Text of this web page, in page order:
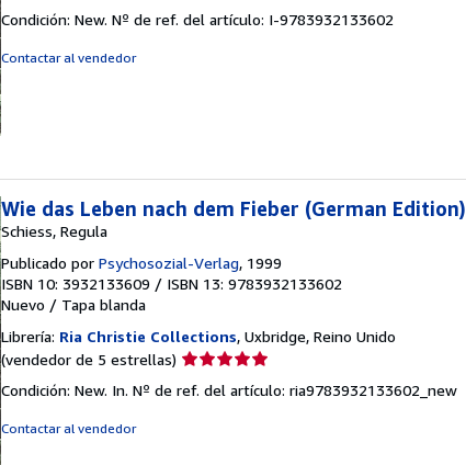
vendedor:
Condición: New. Nº de ref. del artículo: I-9783932133602
Contactar al vendedor
Wie das Leben nach dem Fieber (German Edition)
Schiess, Regula
Publicado por Psychosozial-Verlag, 1999
ISBN 10: 3932133609 / ISBN 13: 9783932133602
Nuevo / Tapa blanda
Librería: Ria Christie Collections, Uxbridge, Reino Unido
(vendedor de 5 estrellas) Calificación
vendedor:
Condición: New. In. Nº de ref. del artículo: ria9783932133602_new
Contactar al vendedor